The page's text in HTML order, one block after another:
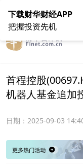
在线客服 关于我们
首程控股
机器人基金追加
日期： 2025-09-03
下载财华财经APP
把握投资先机